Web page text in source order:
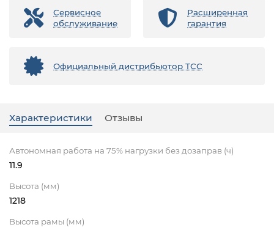
Сервисное
обслуживание
Расширенная
гарантия
Официальный дистрибьютор ТСС
Характеристики Отзывы
Автономная работа на 75% нагрузки без дозаправ (ч)
11.9
Высота (мм)
1218
Высота рамы (мм)